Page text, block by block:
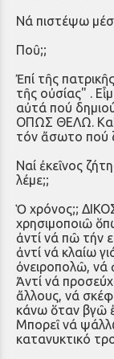
Νά πιστέψω
Ποῦ;;
Ἐπί τῆς
τῆς οὐσίας" .
αὐτά πού
ΟΠΩΣ ΘΕΛΩ. Καί
τόν ἄσωτο πού
Ναί ἐκεῖνος
λέμε;;
Ὁ χρόνος;;
χρησιμοποιῶ
ἀντί νά πῶ τήν
ἀντί νά κλαίω
ὀνειροπολῶ, νά
Ἀντί νά
ἄλλους, νά
κάνω ὅταν βγῶ
Μπορεῖ νά
κατανυκτικό